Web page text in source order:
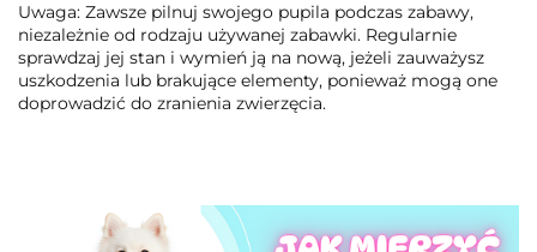
Uwaga: Zawsze pilnuj swojego pupila podczas zabawy,
niezależnie od rodzaju używanej zabawki. Regularnie
sprawdzaj jej stan i wymień ją na nową, jeżeli zauważysz
uszkodzenia lub brakujące elementy, ponieważ mogą one
doprowadzić do zranienia zwierzęcia.